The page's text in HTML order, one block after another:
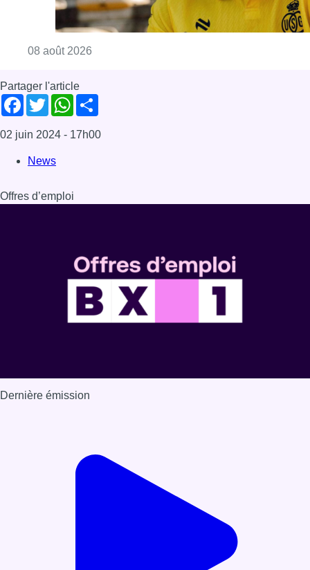
08 août 2026
Partager l'article
Facebook
TwitterWhatsApp
02 juin 2024 - 17h00
News
Offres d’emploi
Dernière émission